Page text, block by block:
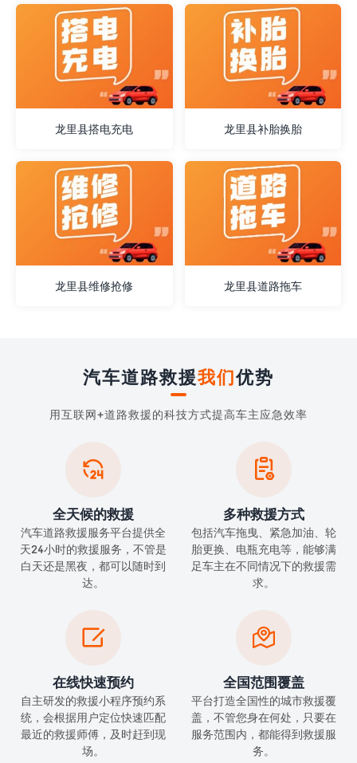
龙里县搭电充电 龙里县补胎换胎
龙里县维修抢修 龙里县道路拖车
汽车道路救援我们优势
用互联网+道路救援的科技方式提高车主应急效率

全天候的救援
汽车道路救援服务平台提供全
天24小时的救援服务，不管是
白天还是黑夜，都可以随时到
达。

多种救援方式
包括汽车拖曳、紧急加油、轮
胎更换、电瓶充电等，能够满
足车主在不同情况下的救援需
求。

在线快速预约
自主研发的救援小程序预约系
统，会根据用户定位快速匹配
最近的救援师傅，及时赶到现
场。

全国范围覆盖
平台打造全国性的城市救援覆
盖，不管您身在何处，只要在
服务范围内，都能得到救援服
务。